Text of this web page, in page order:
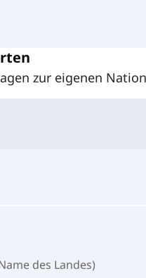
zur eigenen
des Landes)